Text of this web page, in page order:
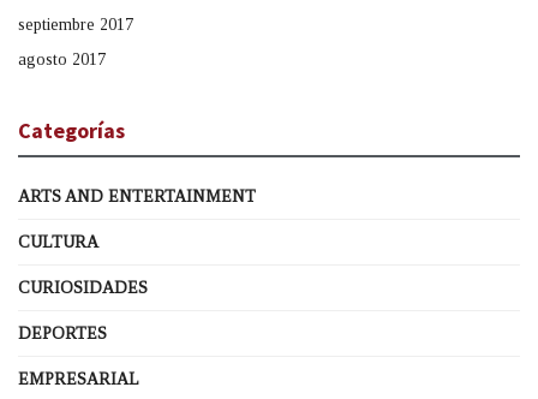
septiembre 2017
agosto 2017
Categorías
ARTS AND ENTERTAINMENT
CULTURA
CURIOSIDADES
DEPORTES
EMPRESARIAL